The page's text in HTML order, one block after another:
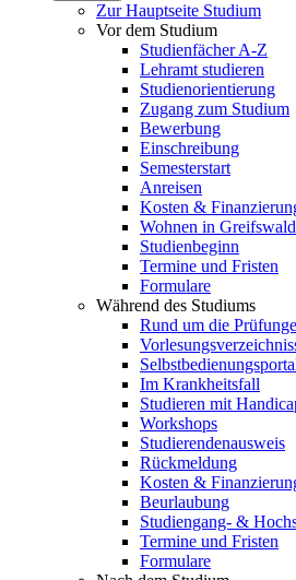
Zur Hauptseite Studium
Vor dem Studium
Studienfächer A-Z
Lehramt studieren
Studienorientierung
Zugang zum Studium
Bewerbung
Einschreibung
Semesterstart
Anreisen
Kosten &
Wohnen in Greifswald
Studienbeginn
Termine und Fristen
Formulare
Während des Studiums
Rund um die
Im Krankheitsfall
Studieren mit
Workshops
Studierendenausweis
Rückmeldung
Kosten &
Beurlaubung
Studiengang- &
Termine und Fristen
Formulare